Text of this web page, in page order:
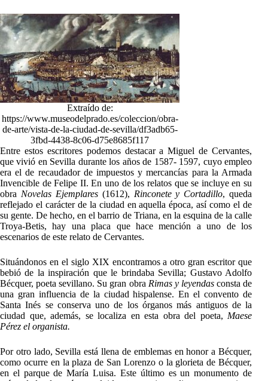
Extraído de:
https://www.museodelprado.es/coleccion/obra-
de-arte/vista-de-la-ciudad-de-sevilla/df3adb65-
3fbd-4438-8c06-d75e8685f117
Entre estos escritores podemos destacar a Miguel de Cervantes,
que vivió en Sevilla durante los años de 1587- 1597, cuyo empleo
era el de recaudador de impuestos y mercancías para la Armada
Invencible de Felipe II. En uno de los relatos que se incluye en su
obra Novelas Ejemplares(1612), Rinconete y Cortadillo, queda
reflejado el carácter de la ciudad en aquella época, así como el de
su gente. De hecho, en el barrio de Triana, en la esquina de la calle
Troya-Betis, hay una placa que hace mención a uno de los
escenarios de este relato de Cervantes.
Situándonos en el siglo XIX encontramos a otro gran escritor que
bebió de la inspiración que le brindaba Sevilla; Gustavo Adolfo
Bécquer, poeta sevillano. Su gran obra Rimas y leyendasconsta de
una gran influencia de la ciudad hispalense. En el convento de
Santa Inés se conserva uno de los órganos más antiguos de la
ciudad que, además, se localiza en esta obra del poeta, Maese
Pérez el organista.
Por otro lado, Sevilla está llena de emblemas en honor a Bécquer,
como ocurre en la plaza de San Lorenzo o la glorieta de Bécquer,
en el parque de María Luisa. Este último es un monumento de